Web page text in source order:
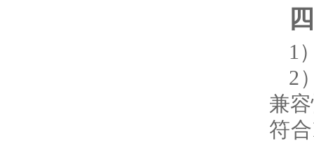
1
2
兼
符